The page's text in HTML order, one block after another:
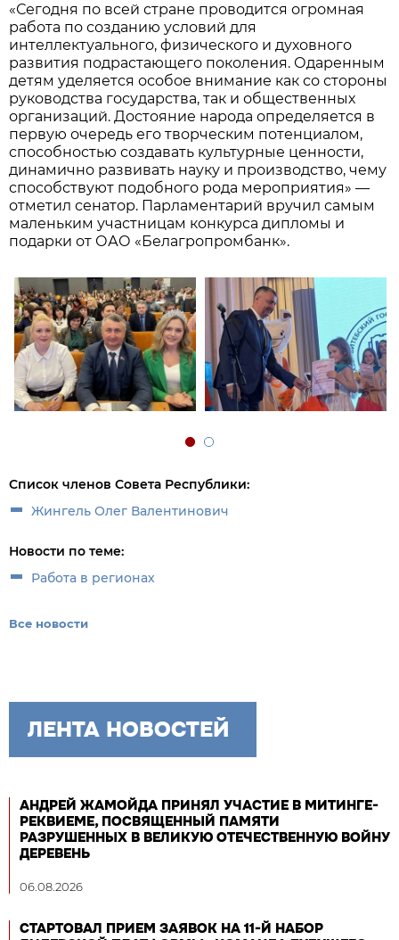
«Сегодня по всей стране проводится огромная
работа по созданию условий для
интеллектуального, физического и духовного
развития подрастающего поколения. Одаренным
детям уделяется особое внимание как со стороны
руководства государства, так и общественных
организаций. Достояние народа определяется в
первую очередь его творческим потенциалом,
способностью создавать культурные ценности,
динамично развивать науку и производство, чему
способствуют подобного рода мероприятия» —
отметил сенатор. Парламентарий вручил самым
маленьким участницам конкурса дипломы и
подарки от ОАО «Белагропромбанк».
Список членов Совета Республики:
Жингель Олег Валентинович
Новости по теме:
Работа в регионах
Все новости
ЛЕНТА НОВОСТЕЙ
АНДРЕЙ ЖАМОЙДА ПРИНЯЛ УЧАСТИЕ В МИТИНГЕ-
РЕКВИЕМЕ, ПОСВЯЩЕННЫЙ ПАМЯТИ
РАЗРУШЕННЫХ В ВЕЛИКУЮ ОТЕЧЕСТВЕННУЮ ВОЙНУ
ДЕРЕВЕНЬ
06.08.2026
СТАРТОВАЛ ПРИЕМ ЗАЯВОК НА 11-Й НАБОР